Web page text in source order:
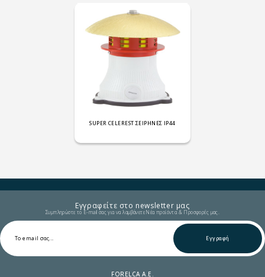
SUPER CELEREST ΣΕΙΡΗΝΕΣ IP44
Εγγραφείτε στο newsletter μας
Συμπληρώστε το E-mail σας για να λαμβάνετε Νέα προϊόντα & Προσφορές μας.
Εγγραφή
FORELCA A.E.